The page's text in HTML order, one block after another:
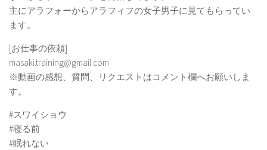
主にアラフォーからアラフィフの女子男子に見てもらってい
ます。
[お仕事の依頼]
masaki.training@gmail.com
※動画の感想、質問、リクエストはコメント欄へお願いしま
す。
#スワイショウ
#寝る前
#眠れない